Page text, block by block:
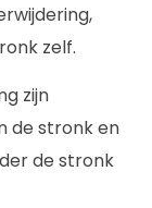
zelf.
zijn
de stronk en
de stronk